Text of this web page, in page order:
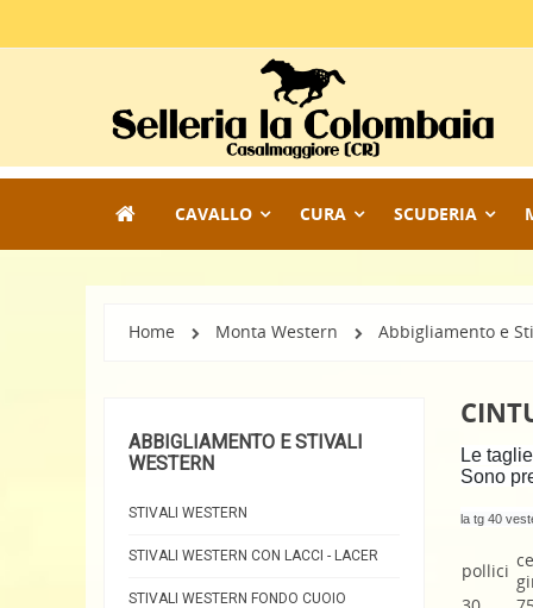
CAVALLO CURA SCUDERIA
Home Monta Western Abbigliamento e
ABBIGLIAMENTO E STIVALI
WESTERN
STIVALI WESTERN
STIVALI WESTERN CON LACCI - LACER
STIVALI WESTERN FONDO CUOIO
Le
Sono
la tg 40
pollici